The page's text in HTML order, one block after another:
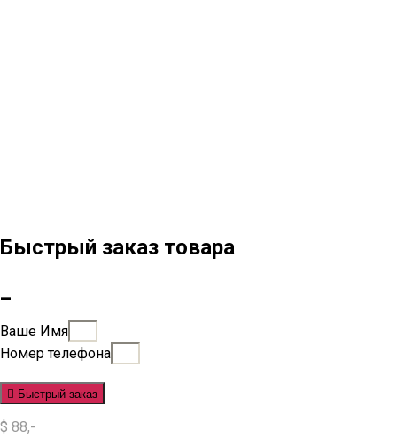
Быстрый заказ товара
Ваше Имя
Номер телефона
Быстрый заказ
$ 88,-